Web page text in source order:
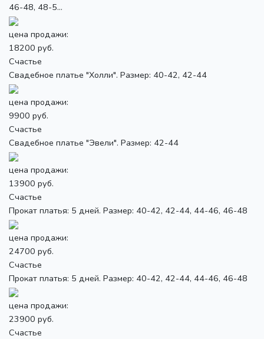
46-48, 48-5...
цена продажи:
18200 руб.
Счастье
Свадебное платье "Холли". Размер: 40-42, 42-44
цена продажи:
9900 руб.
Счастье
Свадебное платье "Эвели". Размер: 42-44
цена продажи:
13900 руб.
Счастье
Прокат платья: 5 дней. Размер: 40-42, 42-44, 44-46, 46-48
цена продажи:
24700 руб.
Счастье
Прокат платья: 5 дней. Размер: 40-42, 42-44, 44-46, 46-48
цена продажи:
23900 руб.
Счастье